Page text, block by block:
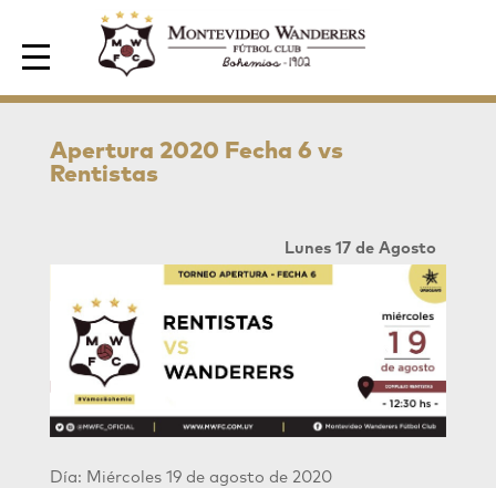
Area de Socios
Apertura 2020 Fecha 6 vs
Rentistas
Lunes 17 de Agosto
Día: Miércoles 19 de agosto de 2020